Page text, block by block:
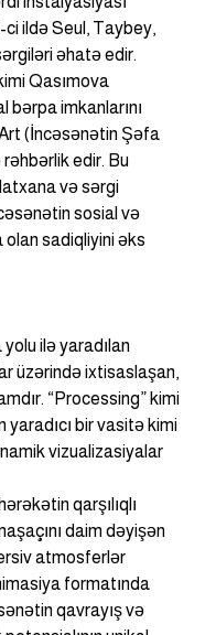
ildə Seul, Taybey,
əhatə edir.
Qasımova
imkanlarını
(İncəsənətin Şəfa
edir. Bu
və sərgi
sosial və
sadiqliyini əks
ilə yaradılan
üzərində ixtisaslaşan,
“Processing” kimi
bir vasitə kimi
vizualizasiyalar
qarşılıqlı
daim dəyişən
atmosferlər
formatında
qavrayış və